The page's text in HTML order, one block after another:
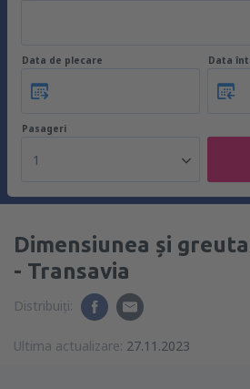
Data de plecare Data
Pasageri
1
Dimensiunea și
- Transavia
Distribuiți:
Ultima actualizare: 27.11.2023